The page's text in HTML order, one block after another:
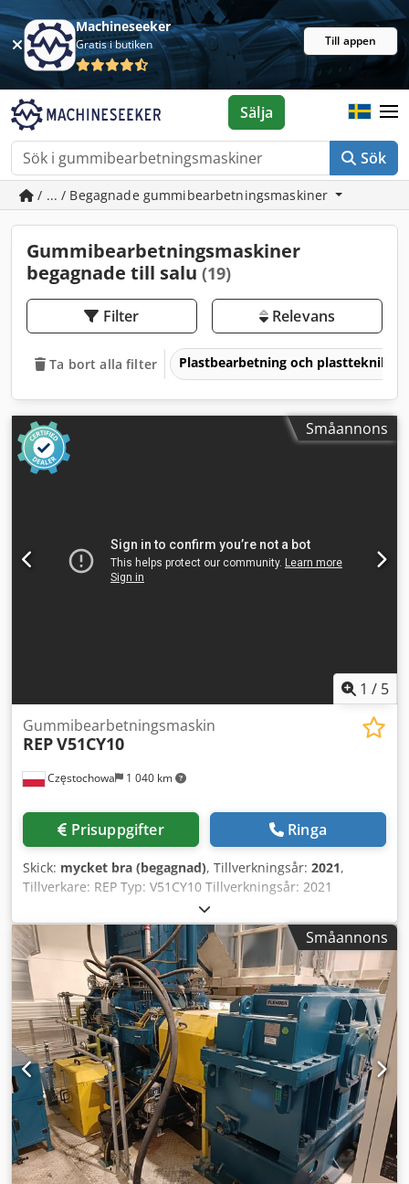
Machineseeker
Gratis i butiken Till appen
Sök
Sälja
/ ... / Begagnade gummibearbetningsmaskiner
Gummibearbetningsmaskiner
begagnade till salu (19)
Filter Relevans
Ta bort alla filter Plastbearbetning och plastteknik
Småannons
1 / 5
Częstochowa 1 040 km
Gummibearbetningsmaskin
REPV51CY10
Prisuppgifter Ringa
Skick: mycket bra (begagnad), Tillverkningsår: 2021,
Tillverkare: REP Typ: V51CY10 Tillverkningsår: 2021
Serienummer: V51CY1021128034 Slutkraft: 2 500 kN
Avstånd mellan kolonnerna: 630 mm Maskinvikt: 5 490 kg
Dkodpfxezl Dfxo Abvor Antal: 1 st Kategori:
Sprutgjutmaskiner för plast/förpackningar Maskintyp:
Sprutgjutmaskin för gummi.
Småannons